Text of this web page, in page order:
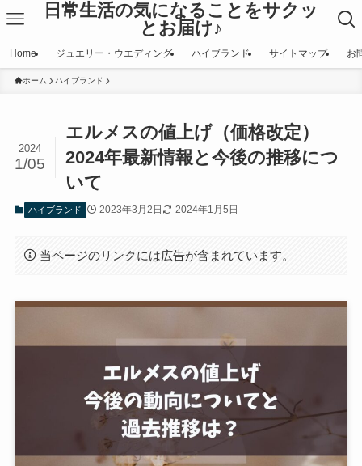
日常生活の気になることをサクッ
とお届け♪
Home ジュエリー・ウエディング ハイブランド サイトマップ お
ホーム ハイブランド
エルメスの値上げ（価格改定）
2024年最新情報と今後の推移につ
いて
2024
1/05
ハイブランド 2023年3月2日 2024年1月5日
当ページのリンクには広告が含まれています。